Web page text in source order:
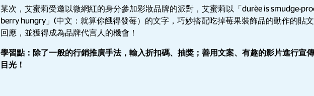
某次，艾蜜莉受邀以微網紅的身分參加彩妝品牌的派對，艾蜜莉以「durèe is smudge-
berry hungry」(中文：就算你餓得發莓）的文字，巧妙搭配吃掉莓果裝飾品的動作的貼
回應，並獲得成為品牌代言人的機會！
學習點：除了一般的行銷推廣手法，輸入折扣碼、抽獎；善用文案、有趣的影片進行宣
目光！